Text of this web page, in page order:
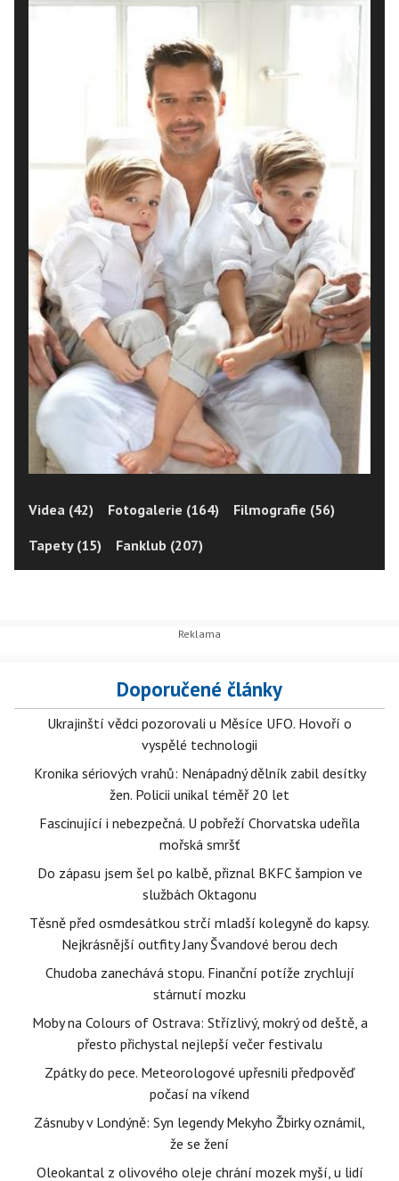
Videa (42) Fotogalerie (164)
Filmografie (56)
Tapety (15)
Fanklub (207)
Doporučené články
Ukrajinští vědci pozorovali u Měsíce UFO. Hovoří o
vyspělé technologii
Kronika sériových vrahů: Nenápadný dělník zabil desítky
žen. Policii unikal téměř 20 let
Fascinující i nebezpečná. U pobřeží Chorvatska udeřila
mořská smršť
Do zápasu jsem šel po kalbě, přiznal BKFC šampion ve
službách Oktagonu
Těsně před osmdesátkou strčí mladší kolegyně do kapsy.
Nejkrásnější outfity Jany Švandové berou dech
Chudoba zanechává stopu. Finanční potíže zrychlují
stárnutí mozku
Moby na Colours of Ostrava: Střízlivý, mokrý od deště, a
přesto přichystal nejlepší večer festivalu
Zpátky do pece. Meteorologové upřesnili předpověď
počasí na víkend
Zásnuby v Londýně: Syn legendy Mekyho Žbirky oznámil,
že se žení
Oleokantal z olivového oleje chrání mozek myší, u lidí